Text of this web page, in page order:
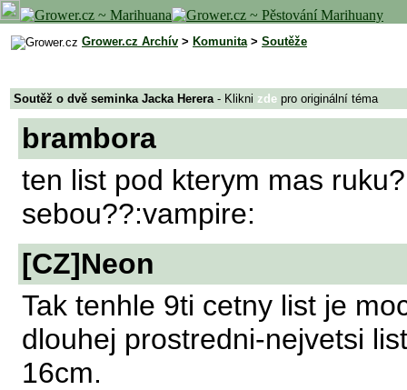
Grower.cz Archív > Komunita> Soutěže
Soutěž o dvě seminka Jacka Herera- Klikni zde pro originální téma
brambora
ten list pod kterym mas
sebou??:vampire:
[CZ]Neon
Tak tenhle 9ti cetny list je
dlouhej prostredni-nejvetsi
16cm.